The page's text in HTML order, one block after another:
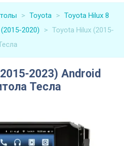
> Toyota > Toyota Hilux 8
2020)
> Toyota Hilux (2015-
2023) Android
Тесла